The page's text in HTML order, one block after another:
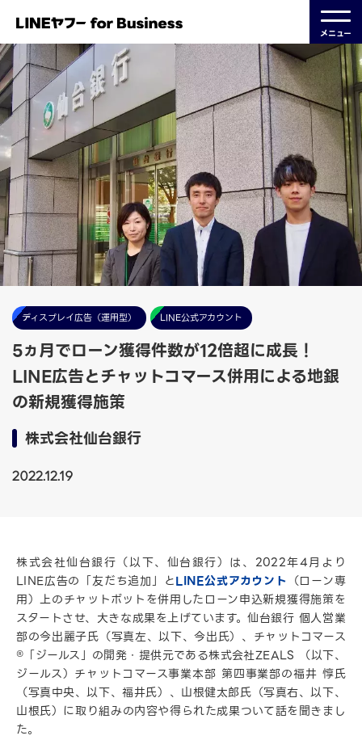
メニュー
ディスプレイ広告（運用型） LINE公式アカウント
5ヵ月でローン獲得件数が12倍超に成長！
LINE広告とチャットコマース併用による地銀
の新規獲得施策
株式会社仙台銀行
2022.12.19
株式会社仙台銀行（以下、仙台銀行）は、2022年4月より
LINE広告の「友だち追加」とLINE公式アカウント （ローン専
用）上のチャットボットを併用したローン申込新規獲得施策を
スタートさせ、大きな成果を上げています。仙台銀行 個人営業
部の今出麗子氏（写真左、以下、今出氏）、チャットコマース
®︎「ジールス」の開発・提供元である株式会社ZEALS （以下、
ジールス）チャットコマース事業本部 第四事業部の福井 惇氏
（写真中央、以下、福井氏）、山根健太郎氏（写真右、以下、
山根氏）に取り組みの内容や得られた成果ついて話を聞きまし
た。